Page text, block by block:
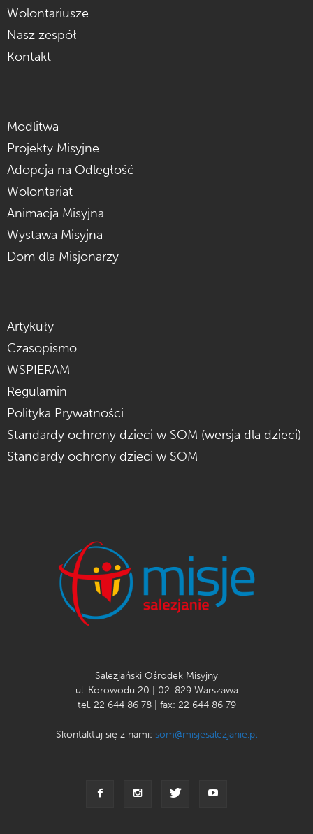
Wolontariusze
Nasz zespół
Kontakt
Modlitwa
Projekty Misyjne
Adopcja na Odległość
Wolontariat
Animacja Misyjna
Wystawa Misyjna
Dom dla Misjonarzy
Artykuły
Czasopismo
WSPIERAM
Regulamin
Polityka Prywatności
Standardy ochrony dzieci w SOM (wersja dla dzieci)
Standardy ochrony dzieci w SOM
Salezjański Ośrodek Misyjny
ul. Korowodu 20 | 02-829 Warszawa
tel. 22 644 86 78 | fax: 22 644 86 79
Skontaktuj się z nami: som@misjesalezjanie.pl